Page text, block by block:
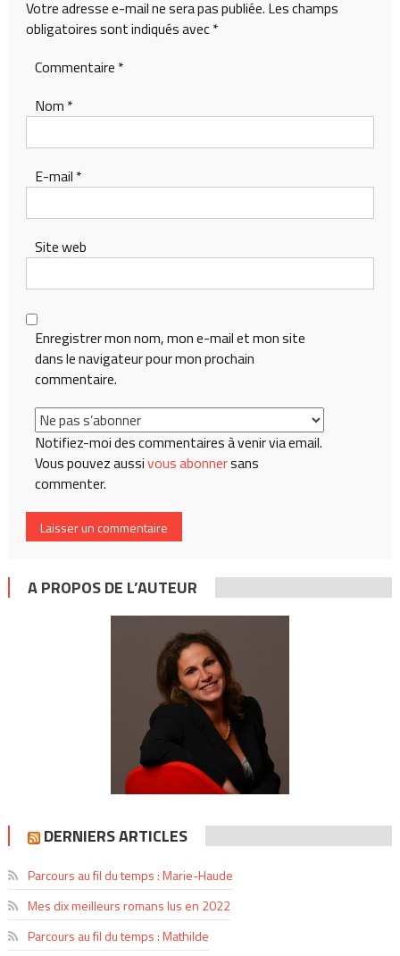
Votre adresse e-mail ne sera pas publiée. Les champs
obligatoires sont indiqués avec*
Commentaire *
Nom *
E-mail *
Site web
Enregistrer mon nom, mon e-mail et mon site
dans le navigateur pour mon prochain
commentaire.
Notifiez-moi des commentaires à venir via email.
Vous pouvez aussivous abonnersans
commenter.
A PROPOS DE L’AUTEUR
DERNIERS ARTICLES
Parcours au fil du temps : Marie-Haude
Mes dix meilleurs romans lus en 2022
Parcours au fil du temps : Mathilde